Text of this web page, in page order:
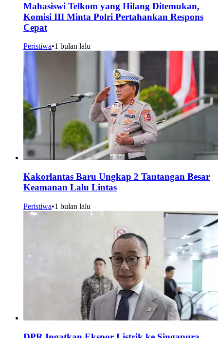
Mahasiswi Telkom yang Hilang Ditemukan,
Komisi III Minta Polri Pertahankan Respons
Cepat
Peristiwa•1 bulan lalu
Kakorlantas Baru Ungkap 2 Tantangan Besar
Keamanan Lalu Lintas
Peristiwa•1 bulan lalu